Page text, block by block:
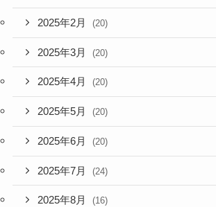
2025年2月 (20)
2025年3月 (20)
2025年4月 (20)
2025年5月 (20)
2025年6月 (20)
2025年7月 (24)
2025年8月 (16)